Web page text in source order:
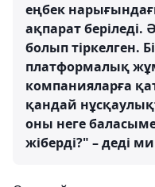
еңбек
ақпарат
болып тіркелген.
платформалық
компанияларға
қандай
оны неге
жіберді?" – деді